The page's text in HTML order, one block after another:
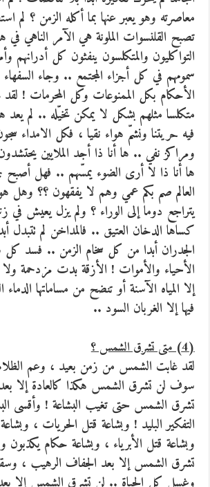
معاصرته وهو يعبر عنها بما أكله الزمن ؟ لم
تصبح القلنسوات الملونة هي الآمر الناهي
التواكليون والمتكلسون ينفثون كل أدرانهم
سمومهم في كل أجزاء المجتمع .. وجاء
الأحكام بكل الممنوعات وكل المحرمات ! لقد
متكلسا مثلهم بشكل لا يمكن تخيّله .. لم يعد
فيه حريتنا ونشمّ هواء نقيا ، فكل الامداء
ومراكز نفي .. ها أنا ذا أجد الملايين
ها أنا ذا لا أرى الضوء يمسّهم .. فهل
العالم صم بكم عمي وهم لا يفقهون ؟؟ وهل
يتراجع دوما إلى الوراء ؟ ولم يزل يعيش في
كساها الدخان العتيق .. فالمداخن لم تتبدل
الجدران أبدا من كل سخام الزمن .. فسد كل
الأحياء والأموات ! الأزقة بدت مزدحمة
إلا المياه الآسنة أو تنضح من مساماتها الدماء
فيها إلا الغربان السود ..
(4) متى تشرق الشمس ؟
لقد غابت الشمس من زمن بعيد ، وعم
سوف لن تشرق الشمس هكذا كالعادة إلا
تشرق الشمس حتى تغيب البشاعة ! وأقسى
التفكير البليد ! وبشاعة قتل الحريات ،
وبشاعة قتل الأبرياء ، وبشاعة حكام
تشرق الشمس إلا بعد الجفاف الرهيب ،